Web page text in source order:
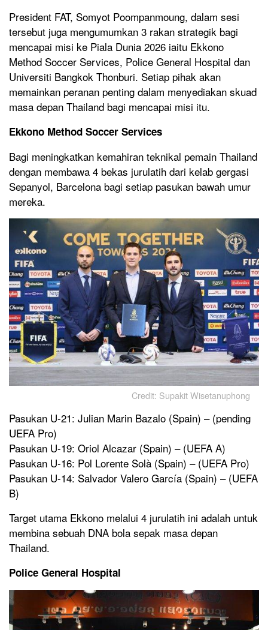
President FAT, Somyot Poompanmoung, dalam sesi
tersebut juga mengumumkan 3 rakan strategik bagi
mencapai misi ke Piala Dunia 2026 iaitu Ekkono
Method Soccer Services, Police General Hospital dan
Universiti Bangkok Thonburi. Setiap pihak akan
memainkan peranan penting dalam menyediakan skuad
masa depan Thailand bagi mencapai misi itu.
Ekkono Method Soccer Services
Bagi meningkatkan kemahiran teknikal pemain Thailand
dengan membawa 4 bekas jurulatih dari kelab gergasi
Sepanyol, Barcelona bagi setiap pasukan bawah umur
mereka.
Credit: Supakit Wisetanuphong
Pasukan U-21: Julian Marin Bazalo (Spain) – (pending
UEFA Pro)
Pasukan U-19: Oriol Alcazar (Spain) – (UEFA A)
Pasukan U-16: Pol Lorente Solà (Spain) – (UEFA Pro)
Pasukan U-14: Salvador Valero García (Spain) – (UEFA
B)
Target utama Ekkono melalui 4 jurulatih ini adalah untuk
membina sebuah DNA bola sepak masa depan
Thailand.
Police General Hospital